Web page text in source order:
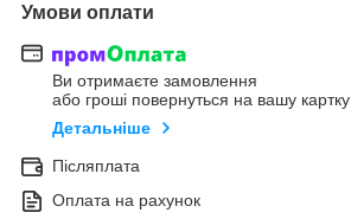
Умови оплати
Ви отримаєте замовлення
або гроші повернуться на вашу картку
Детальніше
Післяплата
Оплата на рахунок